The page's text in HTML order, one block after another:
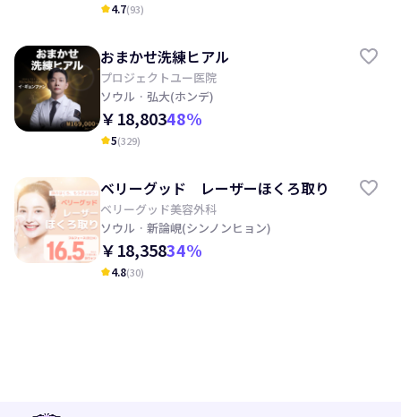
kid_star4.7(93)
おまかせ洗練ヒアル
プロジェクトユー医院
ソウル · 弘大(ホンデ)
￥18,80348%
kid_star5(329)
ベリーグッド レーザーほくろ取り
ベリーグッド美容外科
ソウル · 新論峴(シンノンヒョン)
￥18,35834%
kid_star4.8(30)